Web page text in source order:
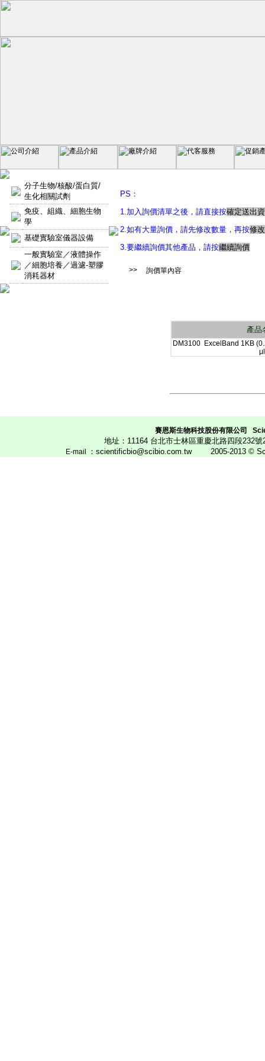
分子生物/核酸/蛋白質/
生化相關試劑
免疫、組織、細胞生物
學
基礎實驗室儀器設備
一般實驗室／液體操作
／細胞培養／過濾-塑膠
消耗器材
PS：
1.加入詢價清單之後，請直接按確定送出
2.如有大量詢價，請先修改數量，再按修
3.要繼續詢價其他產品，請按繼續詢價
>> 詢價單內容
產品
DM3100 ExcelBand 1KB
μl
賽恩斯生物科技股份有限公司
地址：11164 台北市士林區重慶北路四段
E-mail ：scientificbio@scibio.com.tw 2005-2013 ©